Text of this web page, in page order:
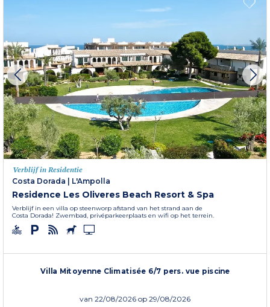
Verblijf in Residentie
Costa Dorada
L'Ampolla
Residence Les Oliveres Beach Resort & Spa
Verblijf in een villa op steenworp afstand van het strand aan de
Costa Dorada! Zwembad, privéparkeerplaats en wifi op het terrein.
Villa Mitoyenne Climatisée 6/7 pers. vue piscine
van 22/08/2026 op 29/08/2026